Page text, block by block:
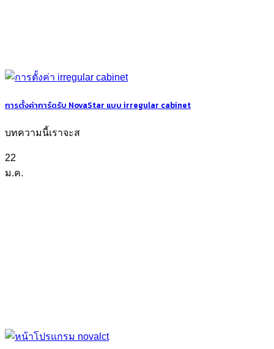
การตั้งค่าการ์ดรับ NovaStar แบบ irregular cabinet
บทความนี้เราจะส
22
ม.ค.